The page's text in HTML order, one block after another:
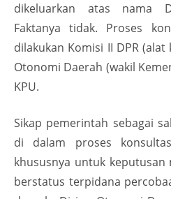
dikeluarkan atas nama
Faktanya tidak. Proses
dilakukan Komisi II DPR
Otonomi Daerah (wakil
KPU.
Sikap pemerintah sebagai
di dalam proses
khususnya untuk
berstatus terpidana